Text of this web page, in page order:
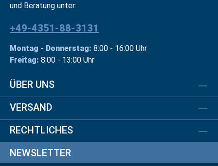
und Beratung unter:
+49-4351-88-3131
Montag - Donnerstag: 8:00 - 16:00 Uhr
Freitag: 8:00 - 13:00 Uhr
ÜBER UNS
VERSAND
RECHTLICHES
NEWSLETTER